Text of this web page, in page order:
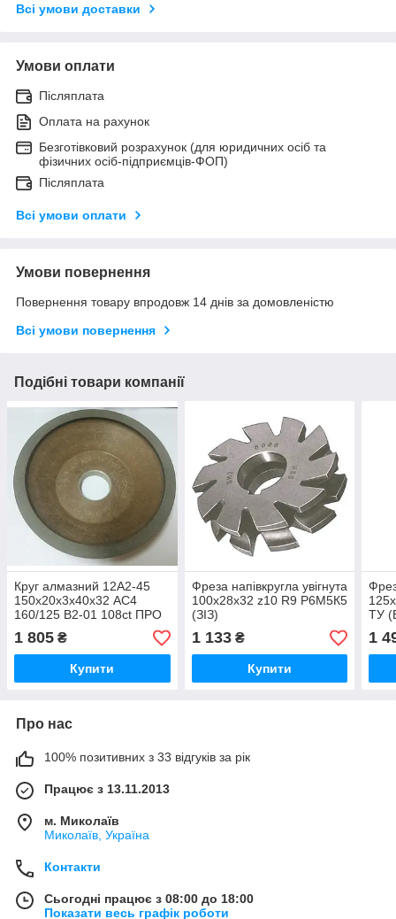
Всі умови доставки
Умови оплати
Післяплата
Оплата на рахунок
Безготівковий розрахунок (для юридичних осіб та
фізичних осіб-підприємців-ФОП)
Післяплата
Всі умови оплати
Умови повернення
Повернення товару впродовж 14 днів за домовленістю
Всі умови повернення
Подібні товари компанії
Круг алмазний 12А2-45
150х20х3х40х32 АС4
160/125 В2-01 108ct ПРО
П 4-0041 Стандарт
Полтава
1 805 ₴
Купити
Фреза напівкругла увігнута
100х28х32 z10 R9 Р6М5К5
(ЗІЗ)
1 133₴
Купити
ТУ
1
Про нас
100% позитивних з 33 відгуків за рік
Працює з 13.11.2013
м. Миколаїв
Миколаїв, Україна
Контакти
Сьогодні працює з 08:00 до 18:00
Показати весь графік роботи